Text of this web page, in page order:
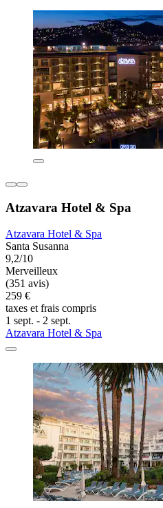
Atzavara Hotel & Spa
Atzavara Hotel & Spa
Santa Susanna
9,2/10
Merveilleux
(351 avis)
259 €
taxes et frais compris
1 sept. - 2 sept.
Atzavara Hotel & Spa